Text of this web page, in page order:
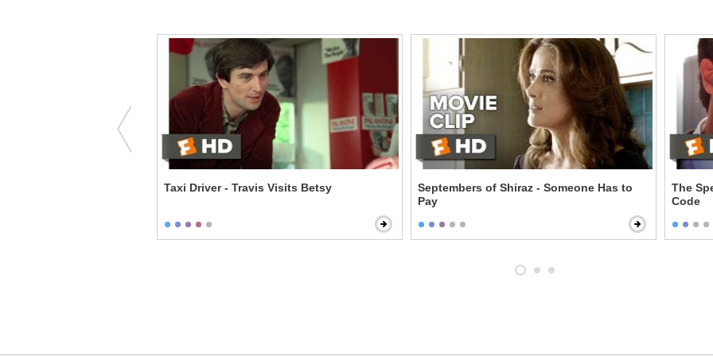
Taxi Driver - Travis Visits Betsy
Septembers of Shiraz - Someone Has to
Pay
The
Code